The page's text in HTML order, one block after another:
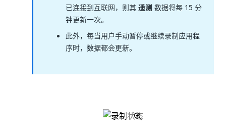
已连接到互联网，则其遥测数据将每 15 分
钟更新一次。
此外，每当用户手动暂停或继续录制应用程
序时，数据都会更新。